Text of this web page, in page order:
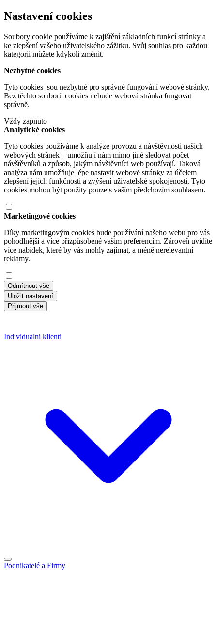
Nastavení cookies
Soubory cookie používáme k zajištění základních funkcí stránky a
ke zlepšení vašeho uživatelského zážitku. Svůj souhlas pro každou
kategorii můžete kdykoli změnit.
Nezbytné cookies
Tyto cookies jsou nezbytné pro správné fungování webové stránky.
Bez těchto souborů cookies nebude webová stránka fungovat
správně.
Vždy zapnuto
Analytické cookies
Tyto cookies používáme k analýze provozu a návštěvnosti našich
webových stránek – umožňují nám mimo jiné sledovat počet
návštěvníků a způsob, jakým návštěvníci web používají. Taková
analýza nám umožňuje lépe nastavit webové stránky za účelem
zlepšení jejich funkčnosti a zvýšení uživatelské spokojenosti. Tyto
cookies mohou být použity pouze s vaším předchozím souhlasem.
Marketingové cookies
Díky marketingovým cookies bude používání našeho webu pro vás
pohodlnější a více přizpůsobené vašim preferencím. Zároveň uvidíte
více nabídek, které by vás mohly zajímat, a méně nerelevantní
reklamy.
Odmítnout vše
Uložit nastavení
Přijmout vše
Individuální klienti
Podnikatelé a Firmy